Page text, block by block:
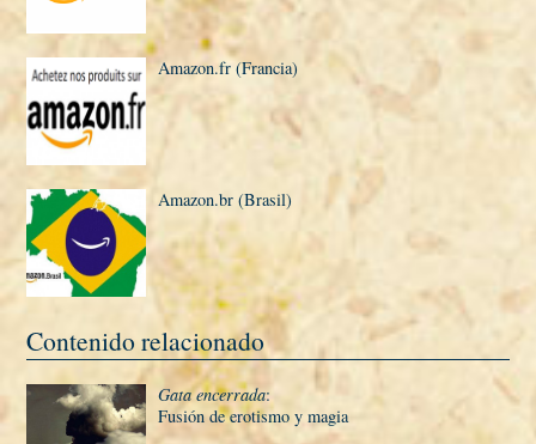
Amazon.fr (Francia)
Amazon.br (Brasil)
Contenido relacionado
Gata encerrada:
Fusión de erotismo y magia